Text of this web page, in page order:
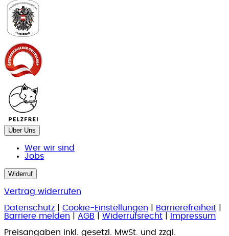
Über Uns
Wer wir sind
Jobs
Widerruf
Vertrag widerrufen
Datenschutz
Cookie-Einstellungen Barrierefreiheit
Barriere melden
AGB Widerrufsrecht
Impressum
Preisangaben inkl. gesetzl. MwSt. und zzgl.